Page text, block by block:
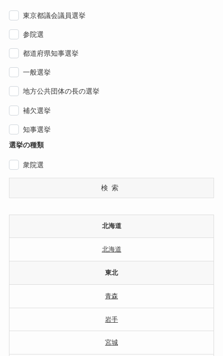
東京都議会議員選挙
参院選
都道府県知事選挙
一般選挙
地方公共団体の長の選挙
補欠選挙
知事選挙
選挙の種類
衆院選
検索
北海道
北海道
東北
青森
岩手
宮城